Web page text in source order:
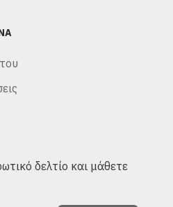
δελτίο και μάθετε